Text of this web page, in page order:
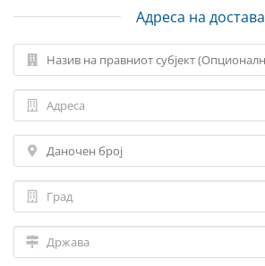
Адреса на достава